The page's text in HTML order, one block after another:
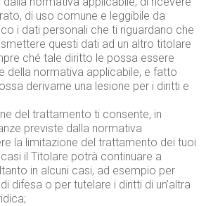
di uso comune e leggibile da
i dati personali che ti riguardano che
questi dati ad un altro titolare
ché tale diritto le possa essere
della normativa applicabile, e fatto
derivarne una lesione per i diritti e
del trattamento ti consente, in
previste dalla normativa
la limitazione del trattamento dei tuoi
il Titolare potrà continuare a
in alcuni casi, ad esempio per
difesa o per tutelare i diritti di un’altra